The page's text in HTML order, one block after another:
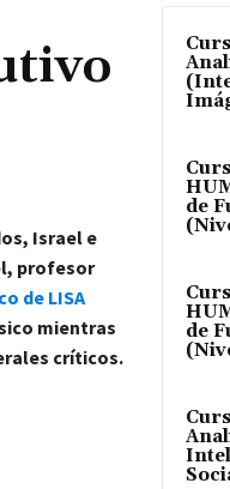
Israel e
profesor
de LISA
mientras
críticos.
de
de